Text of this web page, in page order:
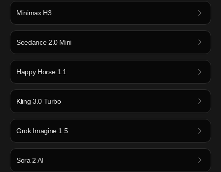
Minimax H3
Seedance 2.0 Mini
Happy Horse 1.1
Kling 3.0 Turbo
Grok Imagine 1.5
Sora 2 AI